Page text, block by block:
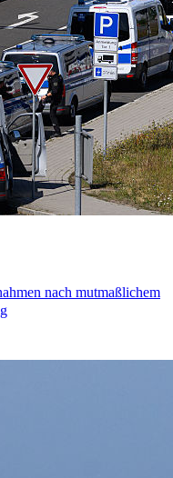
nach mutmaßlichem